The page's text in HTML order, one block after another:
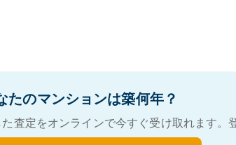
たのマンションは築何年？
査定をオンラインで今すぐ受け取れます。